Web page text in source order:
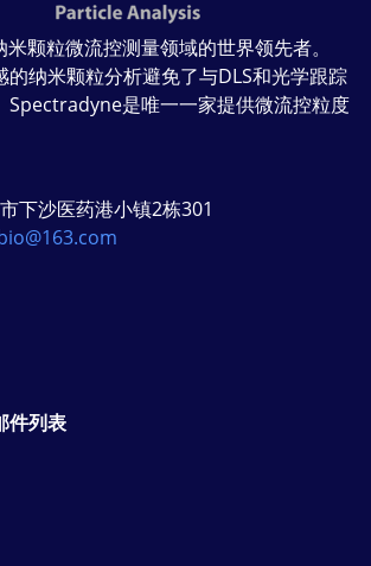
颗粒微流控测量领域的世界领先者。
的纳米颗粒分析避免了与DLS和光学跟踪
Spectradyne是唯一一家提供微流控粒度
下沙医药港小镇2栋301
件列表